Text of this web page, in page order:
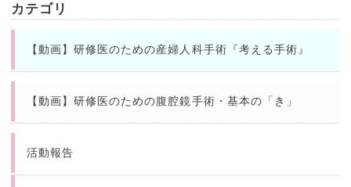
カテゴリ
【動画】研修医のための産婦人科手術『考える手術』
【動画】研修医のための腹腔鏡手術・基本の「き」
活動報告